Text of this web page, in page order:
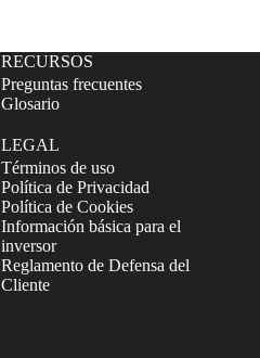
RECURSOS
Preguntas frecuentes
Glosario
LEGAL
Términos de uso
Política de Privacidad
Política de Cookies
Información básica para el
inversor
Reglamento de Defensa del
Cliente